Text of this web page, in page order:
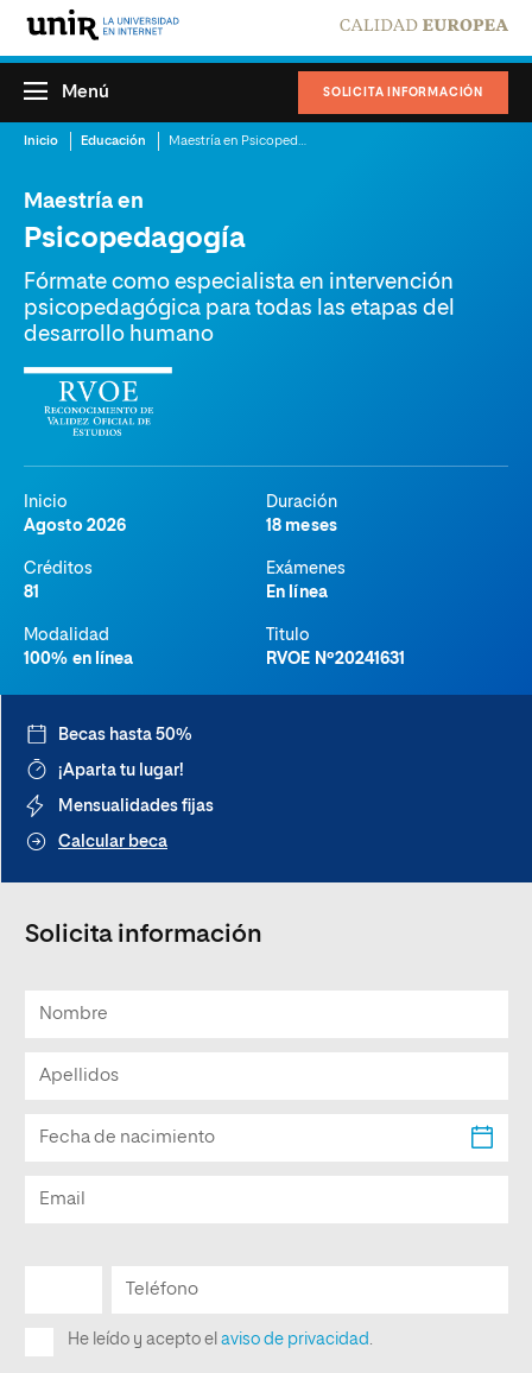
SOLICITA INFORMACIÓN
Menú
Inicio Educación
Maestría en
Psicopedagogía
Fórmate como especialista en intervención
psicopedagógica para todas las etapas del
desarrollo humano
Inicio
Agosto 2026
Duración
18 meses
Créditos
81
Exámenes
En línea
Modalidad
100% en línea
Titulo
RVOE Nº20241631
Becas hasta 50%
¡Aparta tu lugar!
Mensualidades fijas
Calcular beca
Solicita información